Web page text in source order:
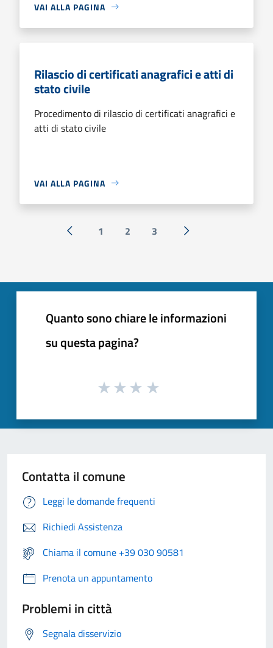
VAI ALLA PAGINA
Rilascio di certificati anagrafici e atti di
stato civile
Procedimento di rilascio di certificati anagrafici e
atti di stato civile
VAI ALLA PAGINA
« Precedente
1 2 3 Successiva »
Quanto sono chiare le informazioni
su questa pagina?
Contatta il comune
Leggi le domande frequenti
Richiedi Assistenza
Chiama il comune +39 030 90581
Prenota un appuntamento
Problemi in città
Segnala disservizio